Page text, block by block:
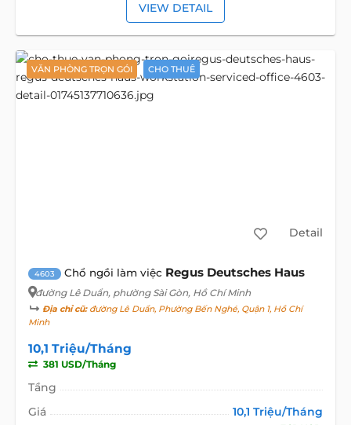
VIEW DETAIL
VĂN PHÒNG TRỌN GÓI CHO THUÊ
Detail
4603 Chổ ngồi làm việc Regus Deutsches Haus
đường Lê Duẩn, phường Sài Gòn, Hồ Chí Minh
Địa chỉ cũ:đường Lê Duẩn, Phường Bến Nghé, Quận 1, Hồ Chí
Minh
10,1 Triệu/Tháng
381 USD/Tháng
Tầng
Giá
10,1 Triệu/Tháng